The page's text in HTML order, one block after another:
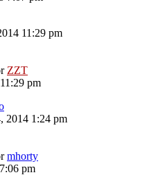
11:29 pm
ZZT
pm
2014 1:24 pm
mhorty
pm